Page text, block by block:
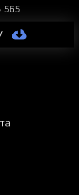
565